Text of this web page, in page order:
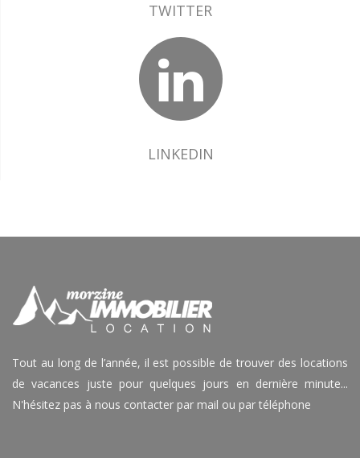
TWITTER
LINKEDIN
Tout au long de l’année, il est possible de trouver des locations
de vacances juste pour quelques jours en dernière minute...
N'hésitez pas à nous contacter par mail ou par téléphone